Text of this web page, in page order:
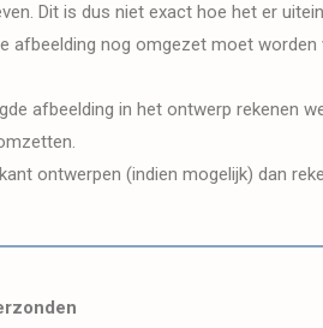
Dit is dus niet exact hoe het er
afbeelding nog omgezet moet worden
afbeelding in het ontwerp rekenen
ontwerpen (indien mogelijk) dan